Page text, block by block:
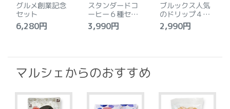
グルメ創業記念
セット
6,280円
スタンダードコ
ーヒー６種セッ
ト
3,990円
ブルックス人気
のドリップ４種
セット
2,990円
マルシェからのおすすめ